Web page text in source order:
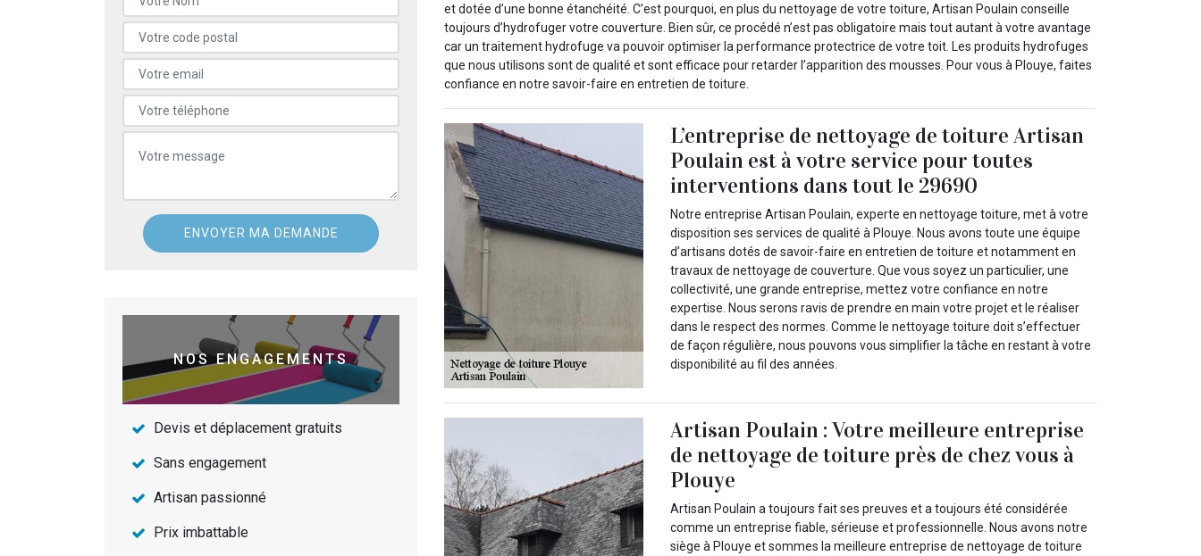
NOS ENGAGEMENTS
Devis et déplacement gratuits
Sans engagement
Artisan passionné
Prix imbattable
et dotée d’une bonne étanchéité. C’est pourquoi, en plus du nettoyage de votre toiture, Artisan Poulain conseille
toujours d’hydrofuger votre couverture. Bien sûr, ce procédé n’est pas obligatoire mais tout autant à votre avantage
car un traitement hydrofuge va pouvoir optimiser la performance protectrice de votre toit. Les produits hydrofuges
que nous utilisons sont de qualité et sont efficace pour retarder l’apparition des mousses. Pour vous à Plouye, faites
confiance en notre savoir-faire en entretien de toiture.
L’entreprise de nettoyage de toiture Artisan
Poulain est à votre service pour toutes
interventions dans tout le 29690
Notre entreprise Artisan Poulain, experte en nettoyage toiture, met à votre
disposition ses services de qualité à Plouye. Nous avons toute une équipe
d’artisans dotés de savoir-faire en entretien de toiture et notamment en
travaux de nettoyage de couverture. Que vous soyez un particulier, une
collectivité, une grande entreprise, mettez votre confiance en notre
expertise. Nous serons ravis de prendre en main votre projet et le réaliser
dans le respect des normes. Comme le nettoyage toiture doit s’effectuer
de façon régulière, nous pouvons vous simplifier la tâche en restant à votre
disponibilité au fil des années.
Artisan Poulain : Votre meilleure entreprise
de nettoyage de toiture près de chez vous à
Plouye
Artisan Poulain a toujours fait ses preuves et a toujours été considérée
comme un entreprise fiable, sérieuse et professionnelle. Nous avons notre
siège à Plouye et sommes la meilleure entreprise de nettoyage de toiture